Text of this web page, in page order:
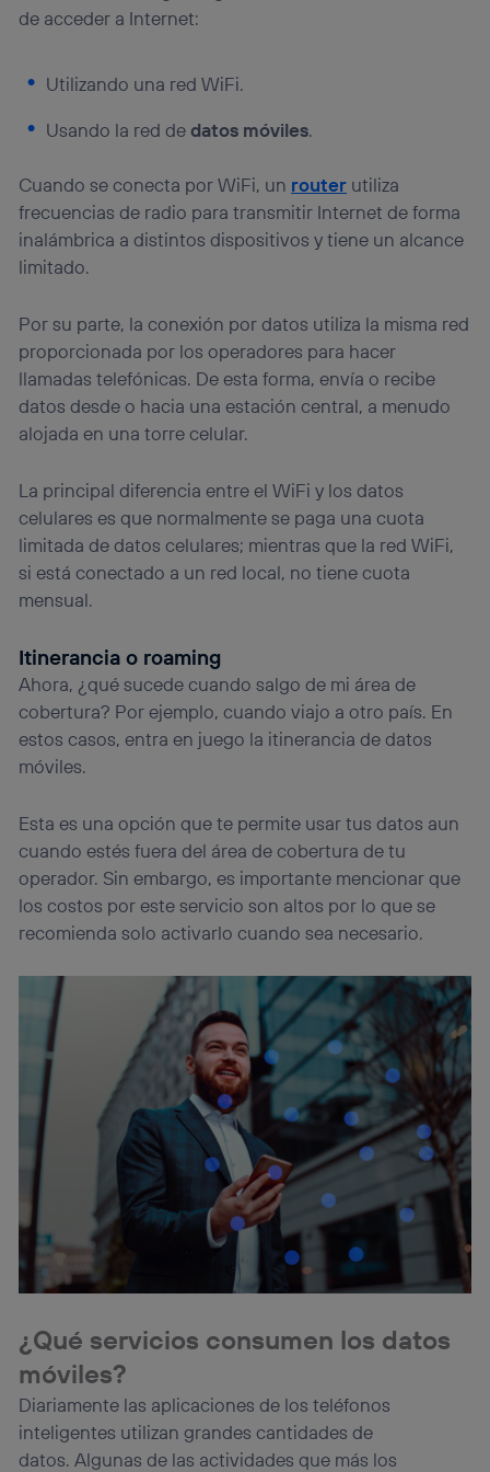
de acceder a Internet:
Utilizando una red WiFi.
Usando la red dedatos móviles.
Cuando se conecta por WiFi, un router utiliza
frecuencias de radio para transmitir Internet de forma
inalámbrica a distintos dispositivos y tiene un alcance
limitado.
Por su parte, la conexión por datos utiliza la misma red
proporcionada por los operadores para hacer
llamadas telefónicas. De esta forma, envía o recibe
datos desde o hacia una estación central, a menudo
alojada en una torre celular.
La principal diferencia entre el WiFi y los datos
celulares es que normalmente se paga una cuota
limitada de datos celulares; mientras que la red WiFi,
si está conectado a un red local, no tiene cuota
mensual.
Itinerancia o roaming
Ahora, ¿qué sucede cuando salgo de mi área de
cobertura? Por ejemplo, cuando viajo a otro país. En
estos casos, entra en juego la itinerancia de datos
móviles.
Esta es una opción que te permite usar tus datos aun
cuando estés fuera del área de cobertura de tu
operador. Sin embargo, es importante mencionar que
los costos por este servicio son altos por lo que se
recomienda solo activarlo cuando sea necesario.
¿Qué servicios consumen los datos
móviles?
Diariamente las aplicaciones de los teléfonos
inteligentes utilizan grandes cantidades de
datos. Algunas de las actividades que más los
“Administrar Utiq” en la parte inferior de esta página web o
visitando el portal de privacidad de Utiq